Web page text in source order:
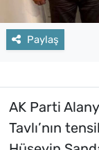
Paylaş
AK Parti
Tavlı’nın